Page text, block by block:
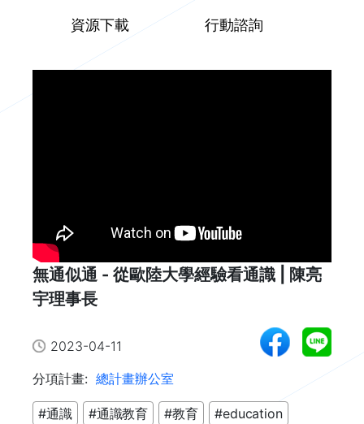
資源下載
行動諮詢
無通似通 - 從歐陸大學經驗看通識 | 陳亮
宇理事長
2023-04-11
分項計畫: 總計畫辦公室
#通識 #通識教育 #教育 #education